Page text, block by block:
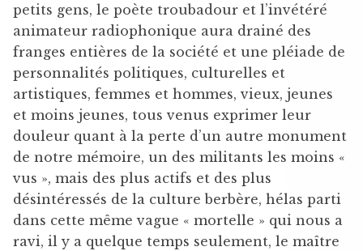
petits gens, le poète troubadour et l’invétéré
animateur radiophonique aura drainé des
franges entières de la société et une pléiade de
personnalités politiques, culturelles et
artistiques, femmes et hommes, vieux, jeunes
et moins jeunes, tous venus exprimer leur
douleur quant à la perte d’un autre monument
de notre mémoire, un des militants les moins «
vus », mais des plus actifs et des plus
désintéressés de la culture berbère, hélas parti
dans cette même vague « mortelle » qui nous a
ravi, il y a quelque temps seulement, le maître